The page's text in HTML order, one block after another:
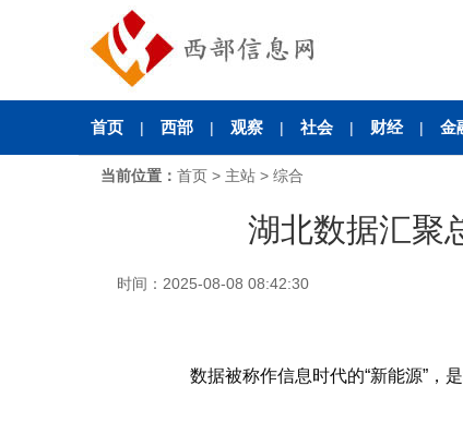
首页 | 西部 | 观察 | 社会 | 财经 | 金
当前位置： 首页 > 主站 > 综合
湖北数据汇聚
时间：2025-08-08 08:42:30
数据被称作信息时代的“新能源”，是